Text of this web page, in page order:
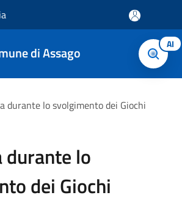
di Assago AI
durante lo svolgimento dei Giochi
durante lo
dei Giochi